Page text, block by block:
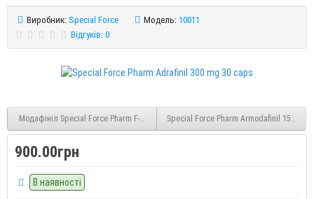
Виробник: Special Force Модель: 10011
Відгуків: 0
Модафініл Special Force Pharm F-Modafinil+ (CRL 40-941) 30 caps
Special Force Pharm Armodafinil 150 mg
900.00грн
В наявності